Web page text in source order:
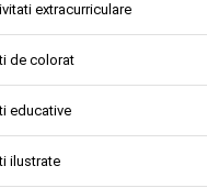
extracurriculare
de colorat
educative
ilustrate